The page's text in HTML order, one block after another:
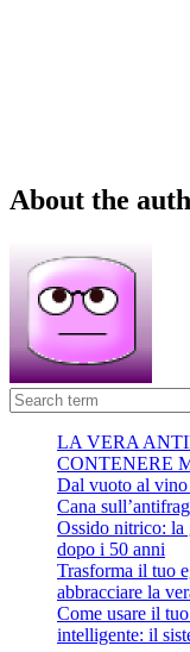
About the
LA VERA
CONTENERE
Dal vuoto al
Cana
Ossido nitrico: la
dopo i 50 anni
Trasforma il tuo
abbracciare la
Come usare il
intelligente: il